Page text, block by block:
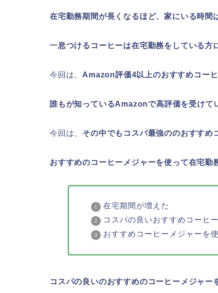
在宅勤務期間が長くなるほど、家にいる時間
一息つけるコーヒーは在宅勤務をしている方
今回は、 Amazon評価4以上のおすすめコー
誰もが知っているAmazonで高評価を受けて
今回は、 その中でもコスパ最強ののおすすめ
おすすめのコーヒーメジャーを使って在宅勤
在宅期間が増えた
コスパの良いおすすめコーヒ
おすすめコーヒーメジャーを
コスパの良いのおすすめのコーヒーメジャ